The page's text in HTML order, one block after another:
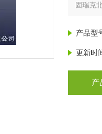
固瑞克
产品型
更新时
产